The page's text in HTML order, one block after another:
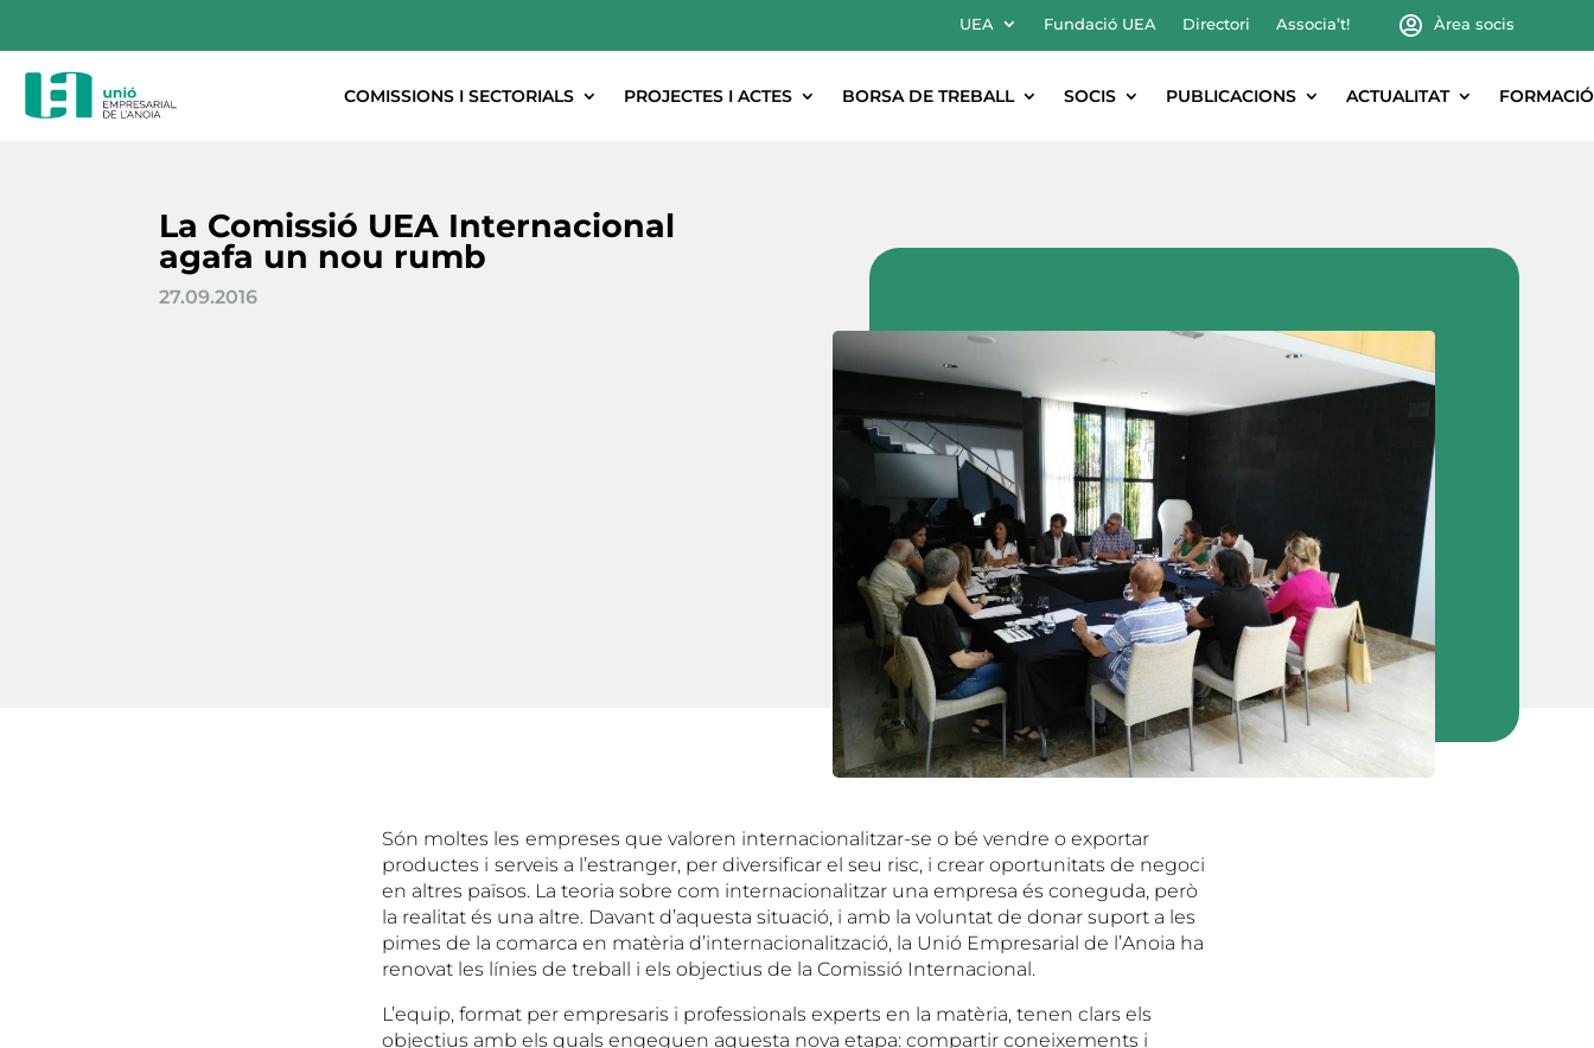
UEA Fundació UEA Directori Associa’t! Àrea socis
COMISSIONS I SECTORIALS PROJECTES I ACTES BORSA DE TREBALL SOCIS PUBLICACIONS ACTUALITAT FORMACIÓ
La Comissió UEA Internacional
agafa un nou rumb
27.09.2016
Són moltes les empreses que valoren internacionalitzar-se o bé vendre o exportar
productes i serveis a l’estranger, per diversificar el seu risc, i crear oportunitats de negoci
en altres països. La teoria sobre com internacionalitzar una empresa és coneguda, però
la realitat és una altre. Davant d’aquesta situació, i amb la voluntat de donar suport a les
pimes de la comarca en matèria d’internacionalització, la Unió Empresarial de l’Anoia ha
renovat les línies de treball i els objectius de la Comissió Internacional.
L’equip, format per empresaris i professionals experts en la matèria, tenen clars els
objectius amb els quals engeguen aquesta nova etapa: compartir coneixements i